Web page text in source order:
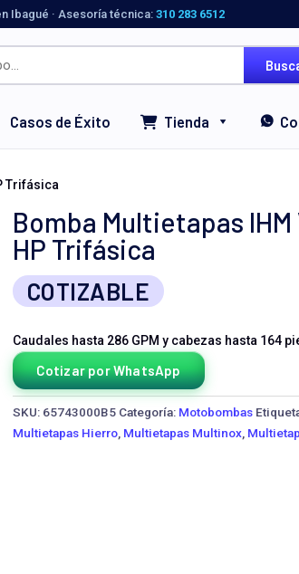
Ibagué · Asesoría técnica:310 283 6512
Casos de Éxito Tienda
Trifásica
Bomba Multietapas IHM
HP Trifásica
COTIZABLE
Caudales hasta 286 GPM y cabezas hasta 164
Cotizar por WhatsApp
SKU: 65743000B5 Categoría: Motobombas
Multietapas Hierro, Multietapas Multinox,